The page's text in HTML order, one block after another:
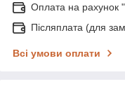
Оплата на рахунок
Післяплата (для
Всі умови оплати